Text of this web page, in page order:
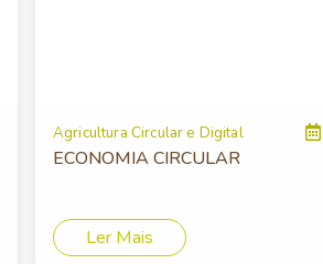
Agricultura Circular e Digital
ECONOMIA CIRCULAR
Ler Mais